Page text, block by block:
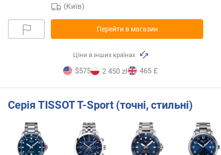
(Київ)
Перейти в магазин
Ціни в інших країнах
$575 2 450 zł 465 £
Серія TISSOT T-Sport (точні, стильні)